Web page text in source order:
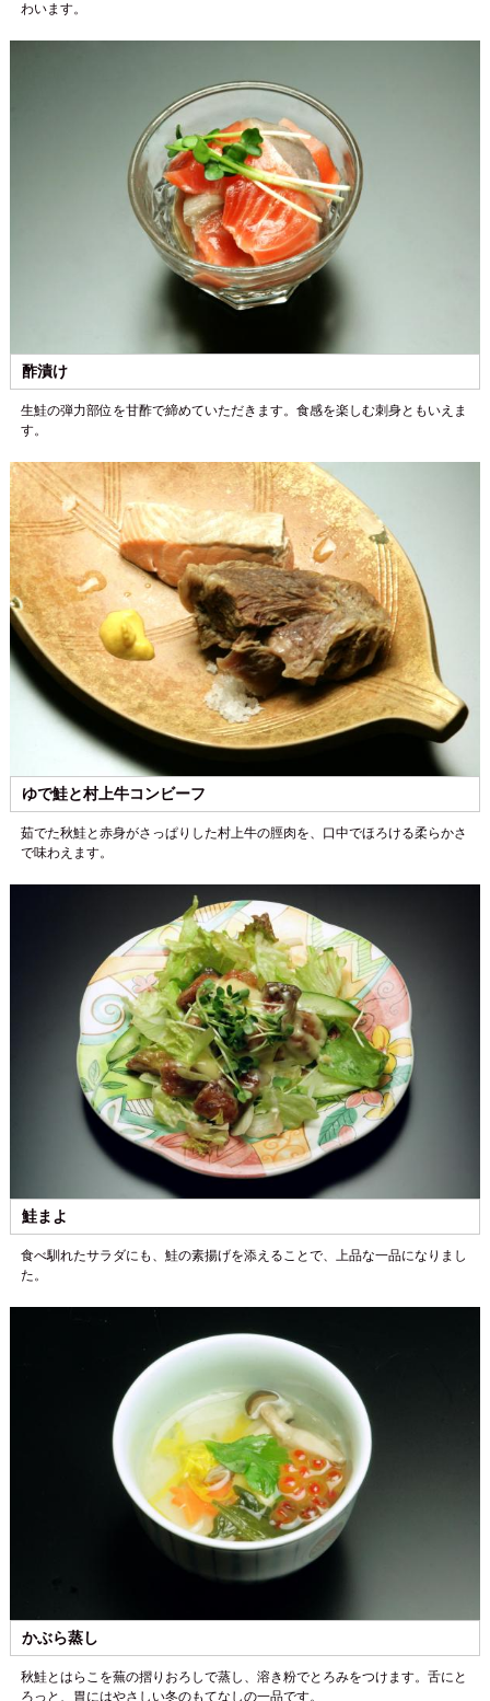
わいます。
酢漬け
生鮭の弾力部位を甘酢で締めていただきます。食感を楽しむ刺身ともいえま
す。
ゆで鮭と村上牛コンビーフ
茹でた秋鮭と赤身がさっぱりした村上牛の脛肉を、口中でほろける柔らかさ
で味わえます。
鮭まよ
食べ馴れたサラダにも、鮭の素揚げを添えることで、上品な一品になりまし
た。
かぶら蒸し
秋鮭とはらこを蕪の摺りおろしで蒸し、溶き粉でとろみをつけます。舌にと
ろっと、胃にはやさしい冬のもてなしの一品です。